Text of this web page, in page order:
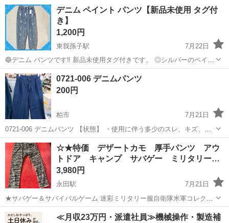
衣料服飾品、生活雑貨、家具、本、CD・DVDなどが無料でまとめて持
ち込めます！ ※詳細はこ...
千葉 千葉市 ジーンズ/デニム
デニム ペイント パンツ【新品未使用 タグ付
き】
1,200円
東我孫子駅
7月22日
🔵デニム パンツです‼️ 新品未使用タグ付きです。 ◎シルバーのペイン
トがアクセントの柄になっていますので、とてもオシャレですよ( ◜◡◝
)👍 ◎ウエストはゴムになっておりますので、 気軽に脱ぎ履き出来る
のが良いですよ...
千葉 我孫子市 東我孫子駅 ジーンズ/デニム
0721-006 デニムパンツ
200円
柏市
7月21日
0721-006 デニムパンツ 【状態】 ・使用に伴う多少のスレ、キズ、落
としきれない汚れなどございます ・詳細は現地でご確認ください ・お
値引きは出来かねますのでご了承願います ※中古品のため、状態につ
い...
千葉 柏市 ジーンズ/デニム
☆★特価 デザートカモ 厚手パンツ アウ
トドア キャンプ サバゲー ミリタリー…
3,980円
永田駅
7月21日
★サバゲー＆サバイバルゲーム 迷彩ミリタリー服自衛隊米軍コレクタ
ー収集家マニア 作業服として フィッシング アウトドア＆レクリエー
ション 普段着 キャンプなど 色々な シチュエーション でご活用して下
千葉 茂原市 永田駅 ジーンズ/デニム 迷彩
≪月収23万円・派遣社員≫機械操作・製造補